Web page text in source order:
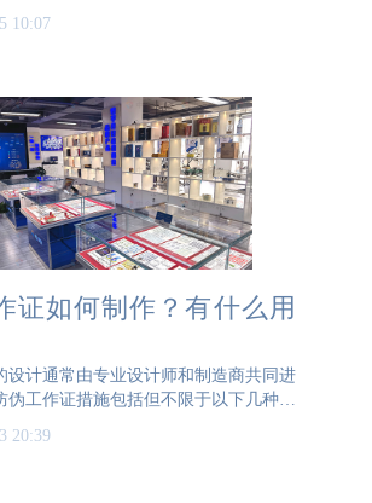
从一个市场区域销售到另一个市场区
场价格秩序和品牌声誉。为了有效解决
10:07
证如何制作？有什么用
设计通常由专业设计师和制造商共同进
伪工作证措施包括但不限于以下几种：
用特殊的材料制作，如防伪纸张、防伪
加制作工艺和成本，提高仿制难度。定
20:39